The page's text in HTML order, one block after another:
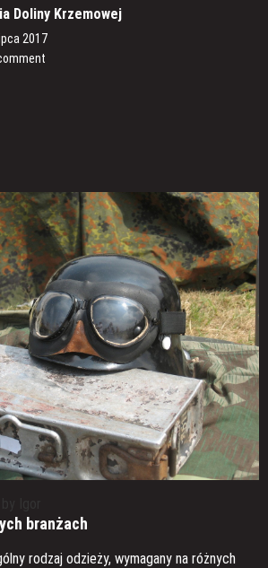
Doliny Krzemowej
2017
branżach
rodzaj odzieży, wymagany na różnych